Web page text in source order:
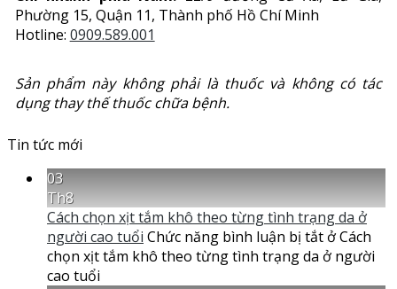
Phường 15, Quận 11, Thành phố Hồ Chí Minh
Hotline: 0909.589.001
Sản phẩm này không phải là thuốc và không có tác
dụng thay thế thuốc chữa bệnh.
Tin tức mới
03
Th8
Cách chọn xịt tắm khô theo từng tình trạng da ở
người cao tuổi Chức năng bình luận bị tắt ở Cách
chọn xịt tắm khô theo từng tình trạng da ở người
cao tuổi